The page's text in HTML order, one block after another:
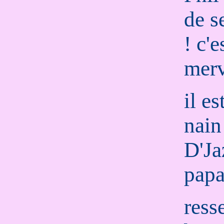
de
!
il